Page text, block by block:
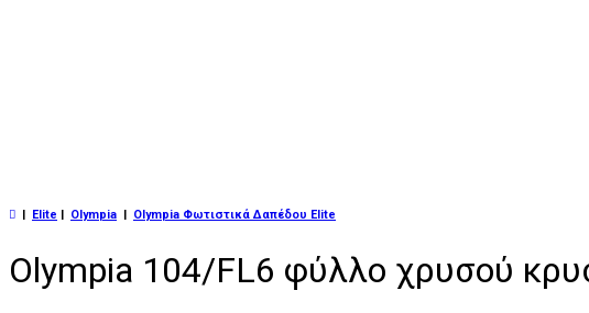
| Elite | Olympia | Olympia Φωτιστικά Δαπέδου Elite
Olympia 104/FL6 φύλλο χρυσού